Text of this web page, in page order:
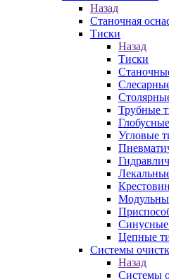
Назад
Станочная
Тиски
Назад
Тиски
Трубные
Угловые
Синусные
Цепные
Системы
Назад
Системы